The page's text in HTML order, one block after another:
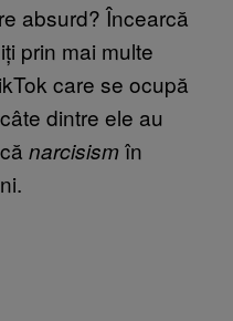
absurd? Încearcă
prin mai multe
care se ocupă
dintre ele au
narcisismîn